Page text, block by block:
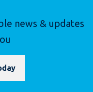
news & updates